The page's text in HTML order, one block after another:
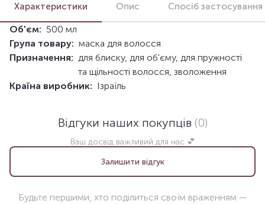
Характеристики Опис Спосіб застосування
Об'єм: 500 мл
Група товару: маска для волосся
Призначення: для блиску, для об'єму, для пружності
та щільності волосся, зволоження
Країна виробник: Ізраїль
Відгуки наших покупців (0)
Ваш досвід важливий для нас 💕
Залишити відгук
Будьте першими, хто поділиться своїм враженням —